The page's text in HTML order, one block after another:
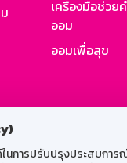
นการปรับปรุงประสบกา
เครื่องมือช่วย
ออม
ออมเพื่อสุข